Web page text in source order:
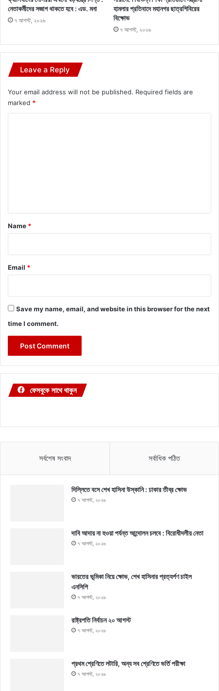
নেতাকর্মীদের সজাগ থাকতে হবে : এড. মনা
৭ আগস্ট, ২০২৬
হামলার প্রতিবাদে মহানগর ছাত্রশিবিরের
বিক্ষোভ
৭ আগস্ট, ২০২৬
Leave a Reply
Your email address will not be published. Required fields are
marked *
*
Name *
Email *
Save my name, email, and website in this browser for the next
time I comment.
ফেসবুকে সাথে থাকুন
সর্বশেষ সংবাদ সর্বাধিক পঠিত
দিল্লিতে বসে শেখ হাসিনা উস্কানি : ঢাকার তীব্র ক্ষোভ
৭ আগস্ট, ২০২৬
দাবি আদায় না হওয়া পর্যন্ত আন্দোলন চলবে : বিরোধীদলীয় নেতা
৭ আগস্ট, ২০২৬
ভারতের ভূমিকা নিয়ে ক্ষোভ, শেখ হাসিনার প্রত্যর্পণ চাইল
এনসিপি
৭ আগস্ট, ২০২৬
রাষ্ট্রপতি নির্বাচন ২০ আগস্ট
৭ আগস্ট, ২০২৬
প্রথম শ্রেণিতে লটারি, অন্য সব শ্রেণিতে ভর্তি পরীক্ষা
৭ আগস্ট, ২০২৬